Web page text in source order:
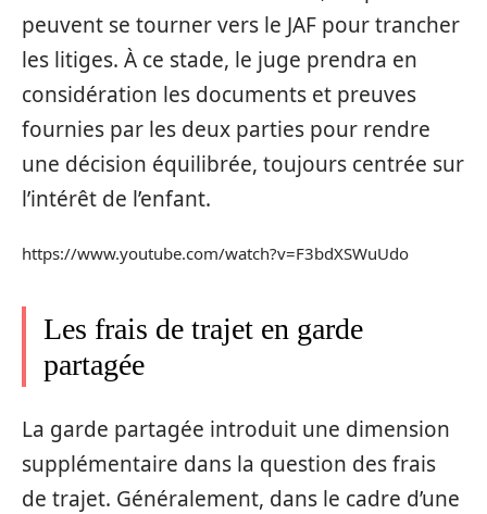
peuvent se tourner vers le JAF pour trancher
les litiges. À ce stade, le juge prendra en
considération les documents et preuves
fournies par les deux parties pour rendre
une décision équilibrée, toujours centrée sur
l’intérêt de l’enfant.
https://www.youtube.com/watch?v=F3bdXSWuUdo
Les frais de trajet en garde
partagée
La garde partagée introduit une dimension
supplémentaire dans la question des frais
de trajet. Généralement, dans le cadre d’une